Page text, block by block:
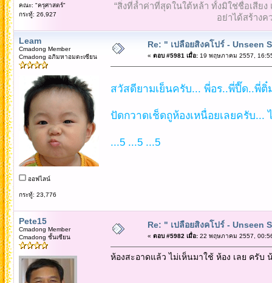
คณะ: "ครุศาสตร์"
กระทู้: 26,927
“สิ่งที่ล้ำค่าที่สุดในใต้หล้า ทั้งมิใช่ชื่อเสีย
อย่าได้สร้างค
Leam
Cmadong Member
Cmadong อภิมหาอมตะเซียน
ออฟไลน์
กระทู้: 23,776
Re: " เปลือยสิงคโปร์ - Unseen
« ตอบ #5981 เมื่อ:19 พฤษภาคม 2557,
สวัสดียามเย็นครับ... พี่อร..พี่ปี๊ด..พี่
ปัดกวาดเช็ดถูห้องเหนื่อยเลยครับ...
...5 ...5 ...5
Pete15
Cmadong Member
Cmadong ชั้นเซียน
Re: " เปลือยสิงคโปร์ - Unseen
« ตอบ #5982 เมื่อ:22 พฤษภาคม 2557,
ห้องสะอาดแล้ว ไม่เห็นมาใช้ ห้อง เลย ครับ